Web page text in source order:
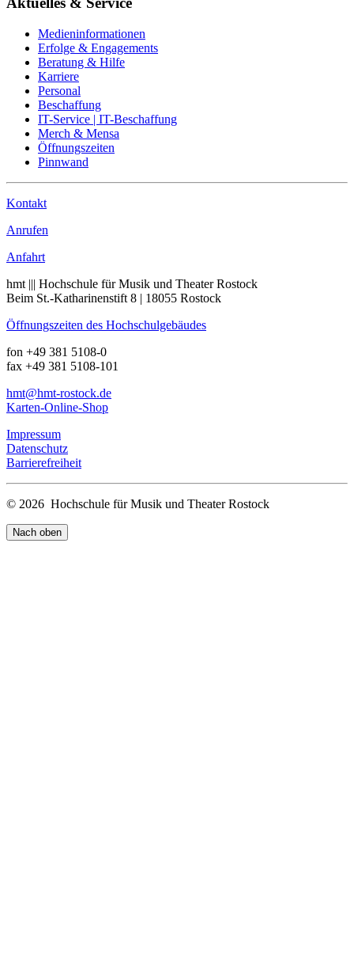
Medieninformationen
Erfolge & Engagements
Beratung & Hilfe
Karriere
Personal
Beschaffung
IT-Service | IT-Beschaffung
Merch & Mensa
Öffnungszeiten
Pinnwand
Kontakt
Anrufen
Anfahrt
hmt ||| Hochschule für Musik und Theater Rostock
Beim St.-Katharinenstift 8 | 18055 Rostock
Öffnungszeiten des Hochschulgebäudes
fon +49 381 5108-0
fax +49 381 5108-101
hmt@hmt-rostock.de
Karten-Online-Shop
Impressum
Datenschutz
Barrierefreiheit
© 2026 Hochschule für Musik und Theater Rostock
Nach oben